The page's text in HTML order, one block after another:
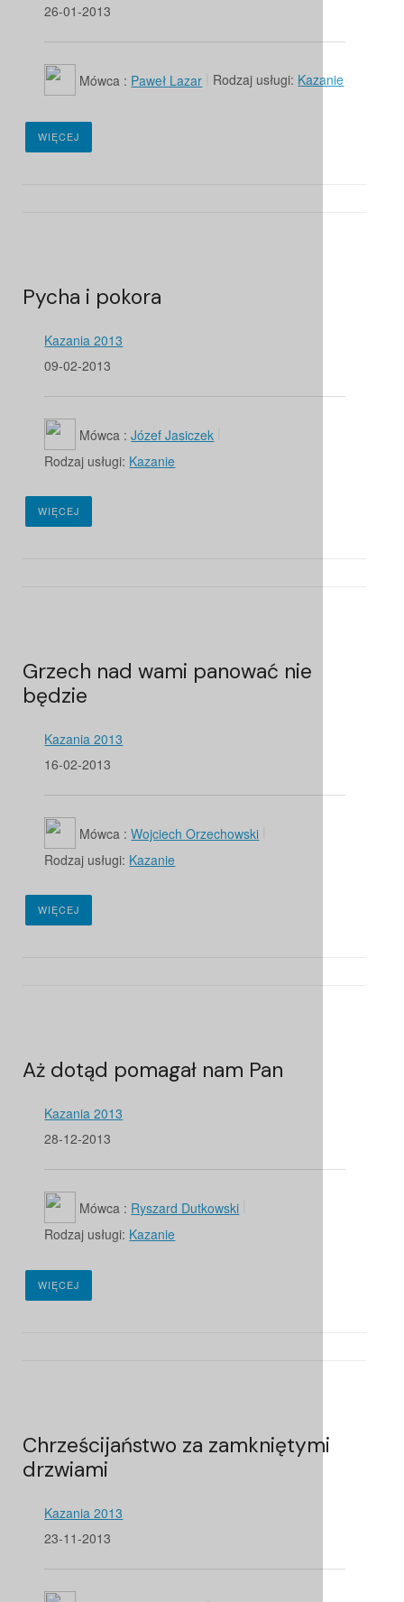
26-01-2013
Mówca : Paweł Lazar Rodzaj usługi: Kazanie
WIĘCEJ
Pycha i pokora
Kazania 2013
09-02-2013
Mówca : Józef Jasiczek
Rodzaj usługi: Kazanie
WIĘCEJ
Grzech nad wami panować nie
będzie
Kazania 2013
16-02-2013
Mówca : Wojciech Orzechowski
Rodzaj usługi: Kazanie
WIĘCEJ
Aż dotąd pomagał nam Pan
Kazania 2013
28-12-2013
Mówca : Ryszard Dutkowski
Rodzaj usługi: Kazanie
WIĘCEJ
Chrześcijaństwo za zamkniętymi
drzwiami
Kazania 2013
23-11-2013